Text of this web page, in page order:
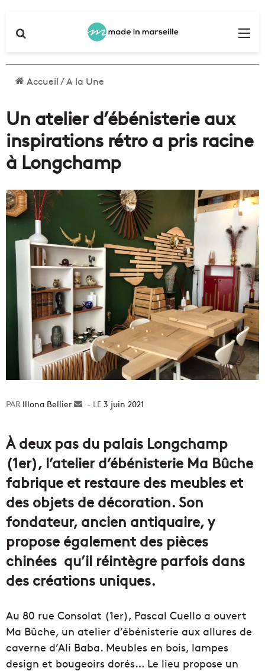
Accueil/A la Une
Un atelier d’ébénisterie aux
inspirations rétro a pris racine
à Longchamp
Illona Bellier
Envoyer3 juin 2021
À deux pas du palais Longchamp
(1er), l’atelier d’ébénisterie Ma Bûche
fabrique et restaure des meubles et
des objets de décoration. Son
fondateur, ancien antiquaire, y
propose également des pièces
chinées qu’il réintègre parfois dans
des créations uniques.
Au 80 rue Consolat (1er), Pascal Cuello a ouvert
Ma Bûche, un atelier d’ébénisterie aux allures de
caverne d’Ali Baba. Meubles en bois, lampes
design et bougeoirs dorés… Le lieu propose un